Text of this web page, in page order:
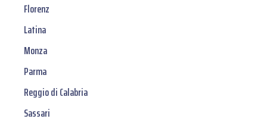
Florenz
Latina
Monza
Parma
Reggio di Calabria
Sassari